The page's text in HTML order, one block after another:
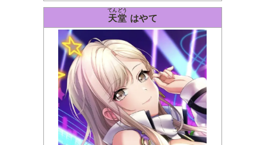
天堂
てんどう
はやて